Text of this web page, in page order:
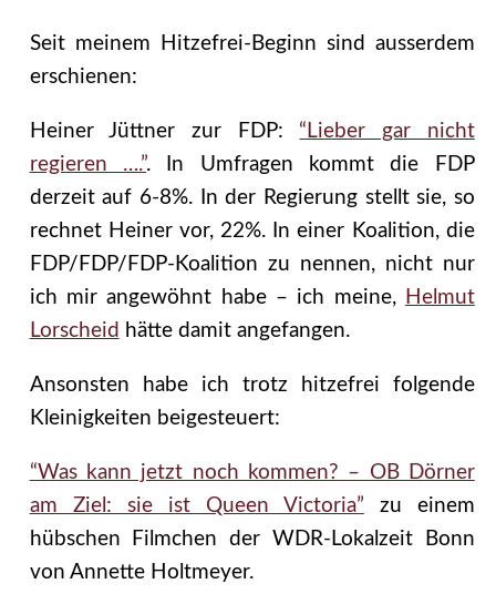
Seit meinem Hitzefrei-Beginn sind ausserdem
erschienen:
Heiner Jüttner zur FDP: “Lieber gar nicht
regieren ….”. In Umfragen kommt die FDP
derzeit auf 6-8%. In der Regierung stellt sie, so
rechnet Heiner vor, 22%. In einer Koalition, die
FDP/FDP/FDP-Koalition zu nennen, nicht nur
ich mir angewöhnt habe – ich meine, Helmut
Lorscheid hätte damit angefangen.
Ansonsten habe ich trotz hitzefrei folgende
Kleinigkeiten beigesteuert:
“Was kann jetzt noch kommen? – OB Dörner
am Ziel: sie ist Queen Victoria” zu einem
hübschen Filmchen der WDR-Lokalzeit Bonn
von Annette Holtmeyer.